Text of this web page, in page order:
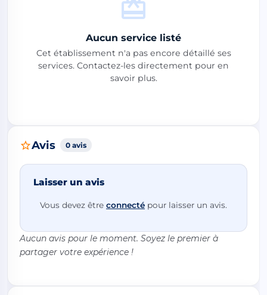
Aucun service listé
Cet établissement n'a pas encore détaillé ses
services. Contactez-les directement pour en
savoir plus.
Avis 0 avis
Laisser un avis
Vous devez être connecté pour laisser un avis.
Aucun avis pour le moment. Soyez le premier à
partager votre expérience !